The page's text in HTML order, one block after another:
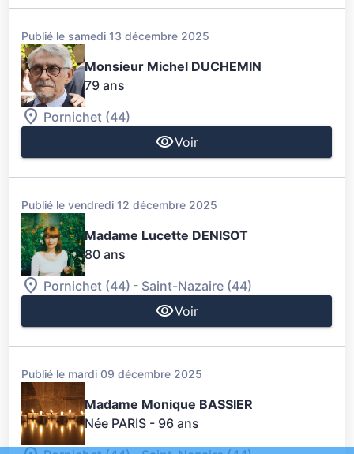
Publié le samedi 13 décembre 2025
Monsieur Michel DUCHEMIN
79 ans
Pornichet (44)
Voir
Publié le vendredi 12 décembre 2025
Madame Lucette DENISOT
80 ans
Pornichet (44) - Saint-Nazaire (44)
Voir
Publié le mardi 09 décembre 2025
Madame Monique BASSIER
Née PARIS - 96 ans